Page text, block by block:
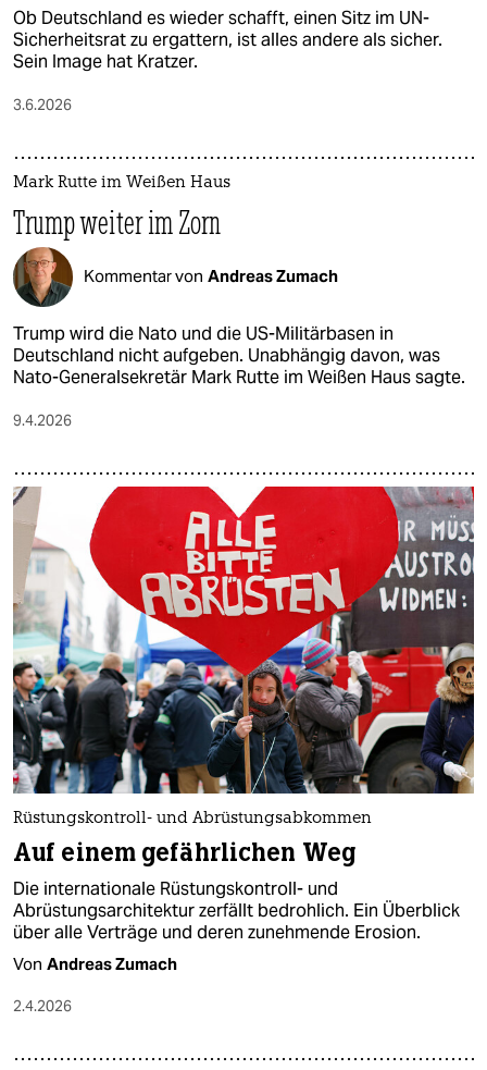
Ob Deutschland es wieder schafft, einen Sitz im UN-
Sicherheitsrat zu ergattern, ist alles andere als sicher.
Sein Image hat Kratzer.
3.6.2026
Mark Rutte im Weißen Haus
Trump weiter im Zorn
Kommentar von Andreas Zumach
Trump wird die Nato und die US-Militärbasen in
Deutschland nicht aufgeben. Unabhängig davon, was
Nato-Generalsekretär Mark Rutte im Weißen Haus sagte.
9.4.2026
Rüstungskontroll- und Abrüstungsabkommen
Auf einem gefährlichen Weg
Die internationale Rüstungskontroll- und
Abrüstungsarchitektur zerfällt bedrohlich. Ein Überblick
über alle Verträge und deren zunehmende Erosion.
Von Andreas Zumach
2.4.2026